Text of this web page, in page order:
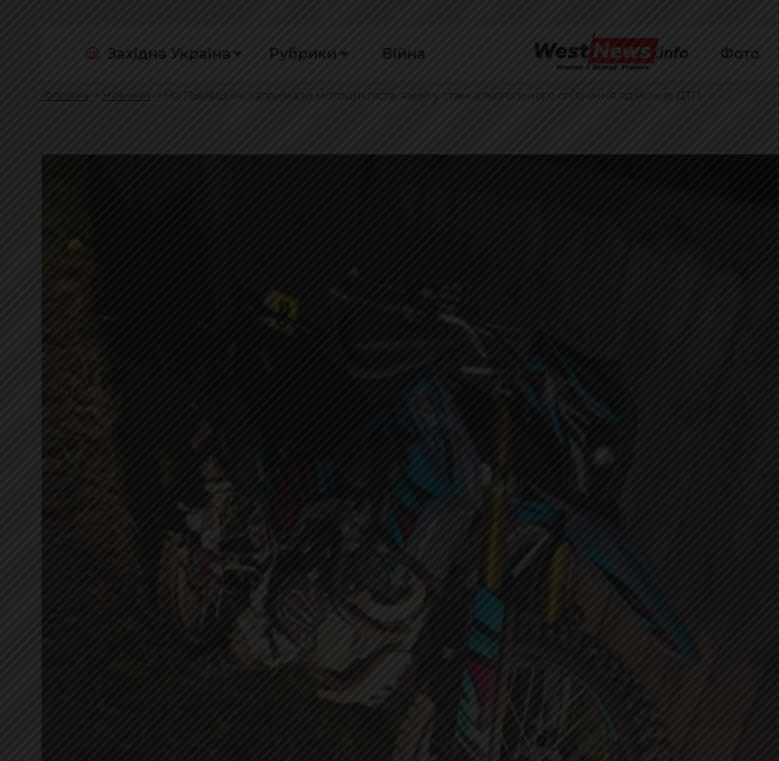
Західна Україна Рубрики Війна Фото
Головна Новини На Львівщині затримали мотоцикліста, який у стані алкогольного сп’яніння здійснив ДТП